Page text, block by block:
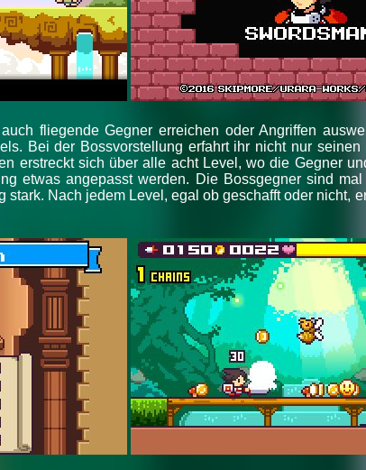
fliegende Gegner erreichen oder Angriffen
Bei der Bossvorstellung erfahrt ihr nicht nur
erstreckt sich über alle acht Level, wo die Gegner
etwas angepasst werden. Die Bossgegner sind
Nach jedem Level, egal ob geschafft oder nicht,